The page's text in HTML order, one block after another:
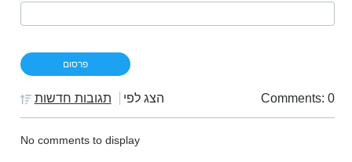
Comments: 0 הצג לפי תגובות חדשות
No comments to display